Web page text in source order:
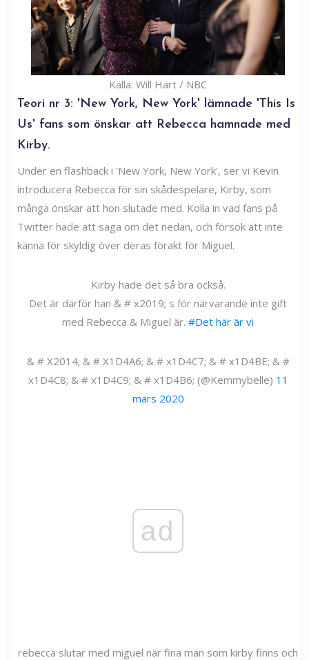
Källa: Will Hart / NBC
Teori nr 3: 'New York, New York' lämnade 'This Is
Us' fans som önskar att Rebecca hamnade med
Kirby.
Under en flashback i 'New York, New York', ser vi Kevin
introducera Rebecca för sin skådespelare, Kirby, som
många önskar att hon slutade med. Kolla in vad fans på
Twitter hade att säga om det nedan, och försök att inte
känna för skyldig över deras förakt för Miguel.
Kirby hade det så bra också.
Det är därför han & # x2019; s för närvarande inte gift
med Rebecca & Miguel är. #Det här är vi
& # X2014; & # X1D4A6; & # x1D4C7; & # x1D4BE; & #
x1D4C8; & # x1D4C9; & # x1D4B6; (@Kemmybelle) 11
mars 2020
ad
rebecca slutar med miguel när fina män som kirby finns och